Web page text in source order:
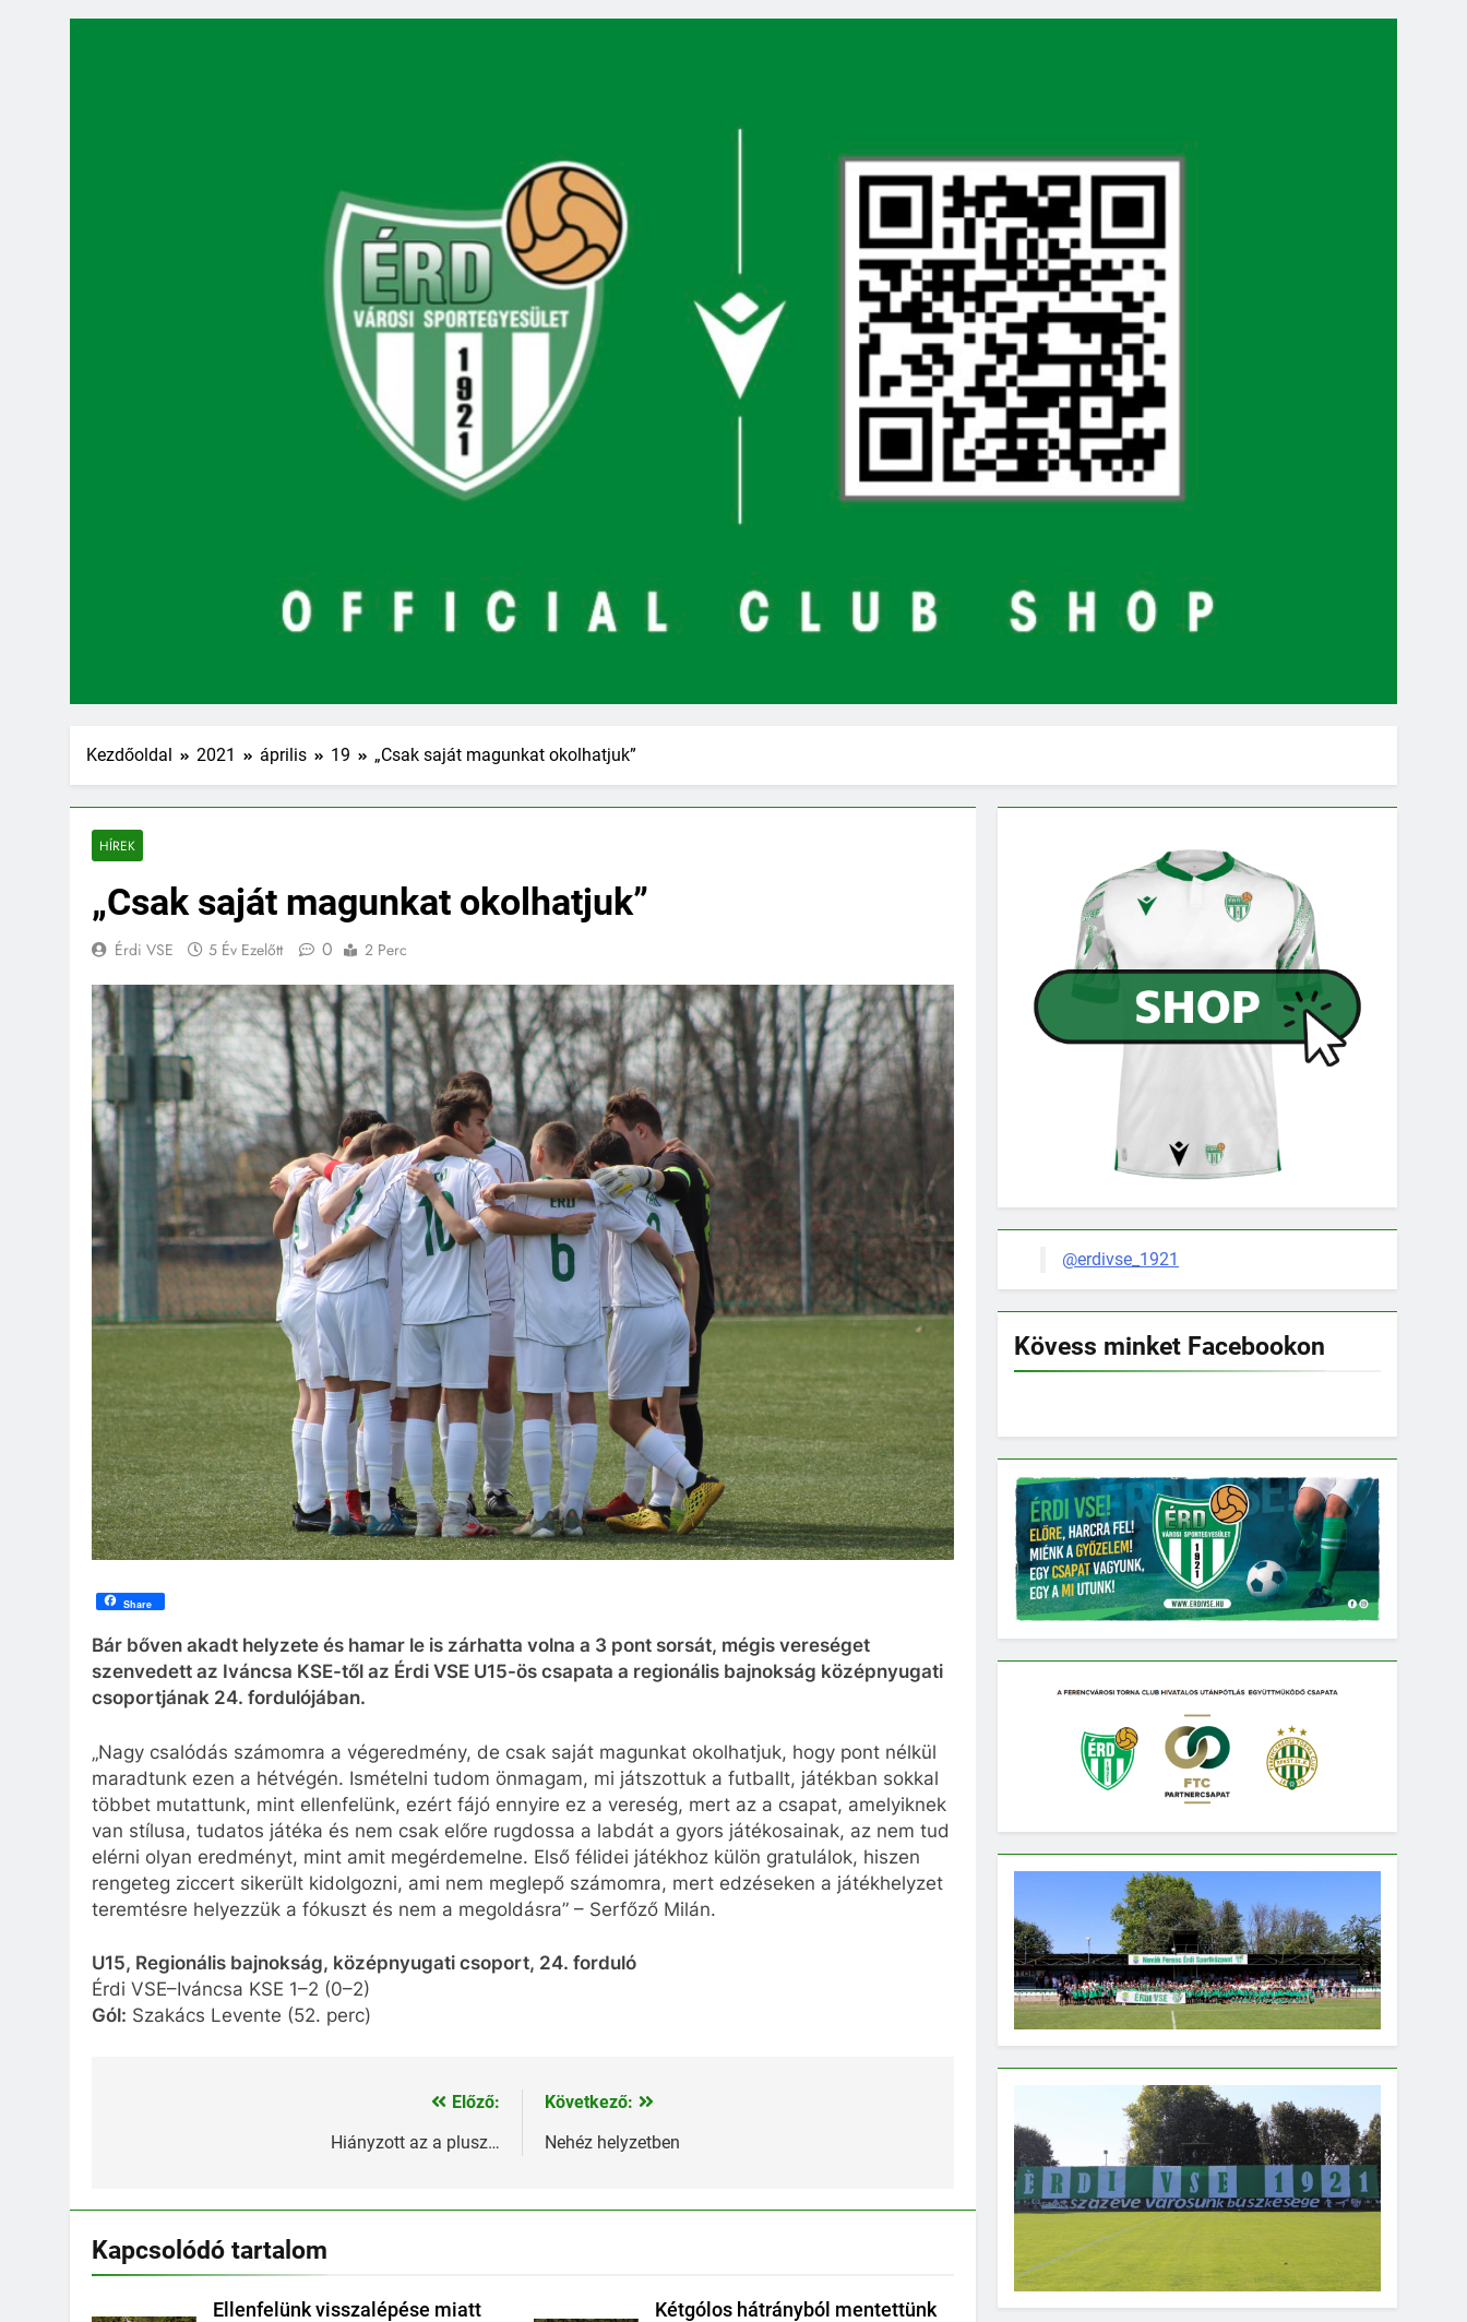
Kezdőoldal 2021 április 19 „Csak saját magunkat okolhatjuk”
HÍREK
„Csak saját magunkat okolhatjuk”
Érdi VSE 5 Év Ezelőtt 0 2 Perc
Share
Bár bőven akadt helyzete és hamar le is zárhatta volna a 3 pont sorsát, mégis vereséget
szenvedett az Iváncsa KSE-től az Érdi VSE U15-ös csapata a regionális bajnokság középnyugati
csoportjának 24. fordulójában.
„Nagy csalódás számomra a végeredmény, de csak saját magunkat okolhatjuk, hogy pont nélkül
maradtunk ezen a hétvégén. Ismételni tudom önmagam, mi játszottuk a futballt, játékban sokkal
többet mutattunk, mint ellenfelünk, ezért fájó ennyire ez a vereség, mert az a csapat, amelyiknek
van stílusa, tudatos játéka és nem csak előre rugdossa a labdát a gyors játékosainak, az nem tud
elérni olyan eredményt, mint amit megérdemelne. Első félidei játékhoz külön gratulálok, hiszen
rengeteg ziccert sikerült kidolgozni, ami nem meglepő számomra, mert edzéseken a játékhelyzet
teremtésre helyezzük a fókuszt és nem a megoldásra” – Serfőző Milán.
U15, Regionális bajnokság, középnyugati csoport, 24. forduló
Érdi VSE–Iváncsa KSE 1–2 (0–2)
Gól: Szakács Levente (52. perc)
Előző:
Hiányzott az a plusz…
Következő:
Nehéz helyzetben
Kapcsolódó tartalom
Ellenfelünk visszalépése miatt
Kétgólos hátrányból mentettünk
@erdivse_1921
Kövess minket Facebookon